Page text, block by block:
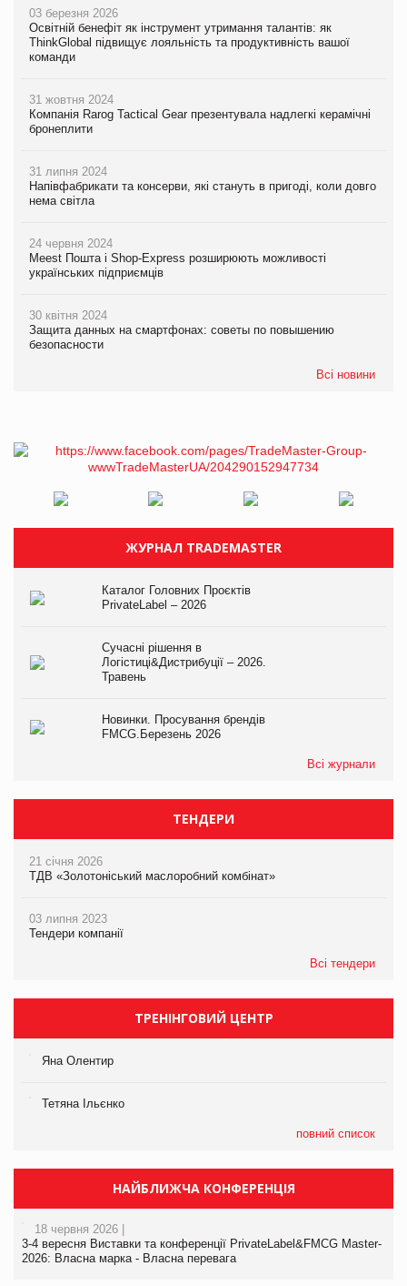
03 березня 2026
Освітній бенефіт як інструмент утримання талантів: як
ThinkGlobal підвищує лояльність та продуктивність вашої
команди
31 жовтня 2024
Компанія Rarog Tactical Gear презентувала надлегкі керамічні
бронеплити
31 липня 2024
Напівфабрикати та консерви, які стануть в пригоді, коли довго
нема світла
24 червня 2024
Meest Пошта і Shop-Express розширюють можливості
українських підприємців
30 квітня 2024
Защита данных на смартфонах: советы по повышению
безопасности
Всі новини
ЖУРНАЛ TRADEMASTER
Каталог Головних Проєктів
PrivateLabel – 2026
Сучасні рішення в
Логістиці&Дистрибуції – 2026.
Травень
Новинки. Просування брендів
FMCG.Березень 2026
Всі журнали
ТЕНДЕРИ
21 січня 2026
ТДВ «Золотоніський маслоробний комбінат»
03 липня 2023
Тендери компанії
Всі тендери
ТРЕНІНГОВИЙ ЦЕНТР
Яна Олентир
Тетяна Ільєнко
повний список
НАЙБЛИЖЧА КОНФЕРЕНЦІЯ
18 червня 2026 |
3-4 вересня Виставки та конференції PrivateLabel&FMCG Master-
2026: Власна марка - Власна перевага